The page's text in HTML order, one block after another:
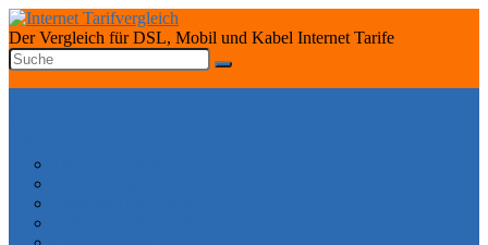
Der Vergleich für DSL, Mobil und Kabel Internet Tarife